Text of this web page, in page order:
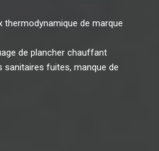
thermodynamique de marque
de plancher chauffant
sanitaires fuites, manque de